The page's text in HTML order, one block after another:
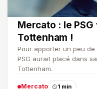
Mercato : le
Tottenham !
Pour apporter un peu
PSG aurait placé dans
Tottenham.
Mercato 1 min